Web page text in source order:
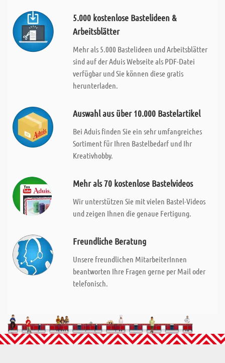
5.000 kostenlose Bastelideen &
Arbeitsblätter
Mehr als 5.000 Bastelideen und Arbeitsblätter
sind auf der Aduis Webseite als PDF-Datei
verfügbar und Sie können diese gratis
herunterladen.
Auswahl aus über 10.000 Bastelartikel
Bei Aduis finden Sie ein sehr umfangreiches
Sortiment für Ihren Bastelbedarf und Ihr
Kreativhobby.
Mehr als 70 kostenlose Bastelvideos
Wir unterstützen Sie mit vielen Bastel-Videos
und zeigen Ihnen die genaue Fertigung.
Freundliche Beratung
Unsere freundlichen MitarbeiterInnen
beantworten Ihre Fragen gerne per Mail oder
telefonisch.